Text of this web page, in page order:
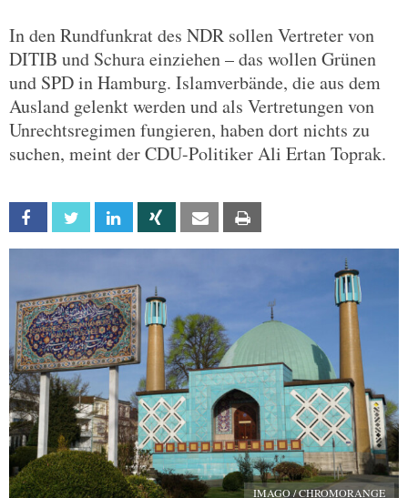
In den Rundfunkrat des NDR sollen Vertreter von
DITIB und Schura einziehen – das wollen Grünen
und SPD in Hamburg. Islamverbände, die aus dem
Ausland gelenkt werden und als Vertretungen von
Unrechtsregimen fungieren, haben dort nichts zu
suchen, meint der CDU-Politiker Ali Ertan Toprak.
Facebook Twitter Linkedin Xing Email
IMAGO / CHROMORANGE